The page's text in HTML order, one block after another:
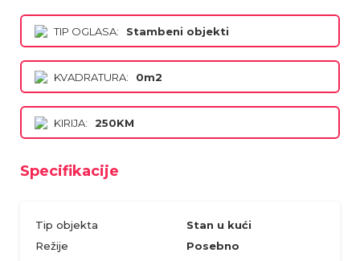
TIP OGLASA: Stambeni objekti
KVADRATURA: 0m2
KIRIJA: 250KM
Specifikacije
Tip objekta
Stan u kući
Režije
Posebno